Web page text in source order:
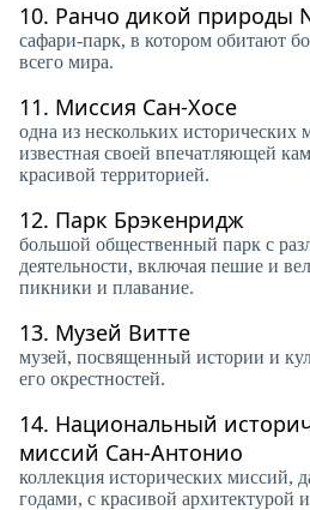
10. Ранчо дикой природы
сафари-парк, в котором обитают
всего мира.
11. Миссия Сан-Хосе
одна из нескольких
известная своей впечатляющей
красивой территорией.
12. Парк Брэкенридж
большой общественный парк с
деятельности, включая пешие и
пикники и плавание.
13. Музей Витте
музей, посвященный истории и
его окрестностей.
14. Национальный
миссий Сан-Антонио
коллекция исторических миссий,
годами, с красивой архитектурой